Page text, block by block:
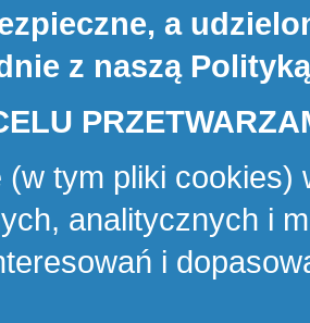
a
z naszą
(w tym pliki
analitycznych i
i